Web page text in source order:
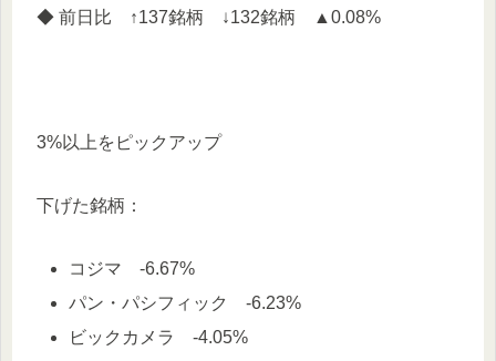
◆ 前日比 ↑137銘柄 ↓132銘柄 ▲0.08%
3%以上をピックアップ
下げた銘柄：
コジマ -6.67%
パン・パシフィック -6.23%
ビックカメラ -4.05%